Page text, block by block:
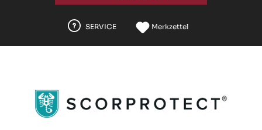
SERVICE Merkzettel